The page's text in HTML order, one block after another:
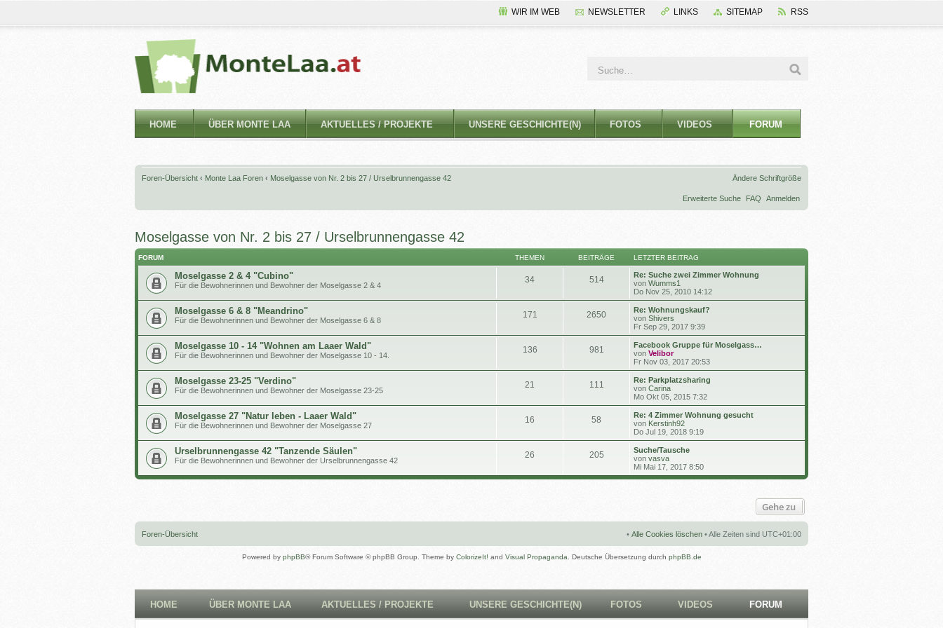
WIR IM WEB NEWSLETTER LINKS SITEMAP RSS
HOME ÜBER MONTE LAA AKTUELLES / PROJEKTE UNSERE GESCHICHTE(N) FOTOS VIDEOS FORUM
Foren-Übersicht ‹ Monte Laa Foren ‹ Moselgasse von Nr. 2 bis 27 / Urselbrunnengasse 42 Ändere Schriftgröße
Erweiterte Suche FAQ Anmelden
Moselgasse von Nr. 2 bis 27 / Urselbrunnengasse 42
FORUM THEMEN BEITRÄGE LETZTER BEITRAG
Moselgasse 2 & 4 "Cubino"
Für die Bewohnerinnen und Bewohner der Moselgasse 2 & 4
34 514
Re: Suche zwei Zimmer Wohnung
von Wumms1
e
u
e
s
t
B
e
i
r
g
Do Nov 25, 2010 14:12
Moselgasse 6 & 8 "Meandrino"
Für die Bewohnerinnen und Bewohner der Moselgasse 6 & 8
171 2650
Re: Wohnungskauf?
von Shivers
e
u
e
t
r
B
e
i
r
a
g
Fr Sep 29, 2017 9:39
Moselgasse 10 - 14 "Wohnen am Laaer Wald"
Für die Bewohnerinnen und Bewohner der Moselgasse 10 - 14.
136 981
Facebook Gruppe für Moselgass…
von Velibor
e
u
e
t
B
e
i
r
g
Fr Nov 03, 2017 20:53
Moselgasse 23-25 "Verdino"
Für die Bewohnerinnen und Bewohner der Moselgasse 23-25
21 111
Re: Parkplatzsharing
von Carina
e
u
e
s
t
B
e
i
t
Mo Okt 05, 2015 7:32
Moselgasse 27 "Natur leben - Laaer Wald"
Für die Bewohnerinnen und Bewohner der Moselgasse 27
16 58
Re: 4 Zimmer Wohnung gesucht
von Kerstinh92
e
u
e
t
r
r
a
Do Jul 19, 2018 9:19
Urselbrunnengasse 42 "Tanzende Säulen"
Für die Bewohnerinnen und Bewohner der Urselbrunnengasse 42
26 205
Suche/Tausche
von vasva
e
u
e
r
Mi Mai 17, 2017 8:50
Gehe zu
Foren-Übersicht • Alle Cookies löschen • Alle Zeiten sind UTC+01:00
Powered by phpBB® Forum Software © phpBB Group. Theme by ColorizeIt! and Visual Propaganda . Deutsche Übersetzung durch phpBB.de
HOME ÜBER MONTE LAA AKTUELLES / PROJEKTE UNSERE GESCHICHTE(N) FOTOS VIDEOS FORUM